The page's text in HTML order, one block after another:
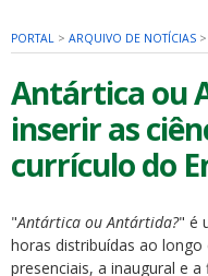
PORTAL > ARQUIVO DE NOTÍCIAS >
Antártica ou
inserir as
currículo do
"Antártica ou Antártida?" é
horas distribuídas ao longo
presenciais, a inaugural e